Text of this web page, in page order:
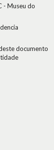
- Museu do
documento